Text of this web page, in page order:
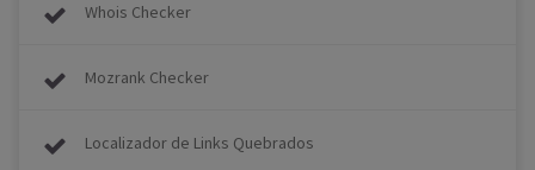
Whois Checker
Mozrank Checker
Localizador de Links Quebrados